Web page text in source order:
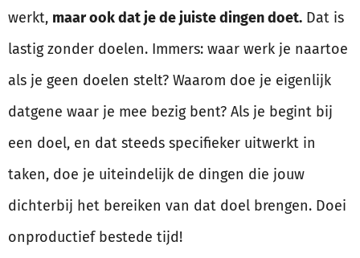
werkt, maar ook dat je de juiste dingen doet. Dat is
lastig zonder doelen. Immers: waar werk je naartoe
als je geen doelen stelt? Waarom doe je eigenlijk
datgene waar je mee bezig bent? Als je begint bij
een doel, en dat steeds specifieker uitwerkt in
taken, doe je uiteindelijk de dingen die jouw
dichterbij het bereiken van dat doel brengen. Doei
onproductief bestede tijd!